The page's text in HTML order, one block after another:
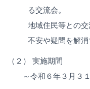
る交流会。
地域住民等との
不安や疑問を解消
（２） 実施期間
～令和６年３月３１